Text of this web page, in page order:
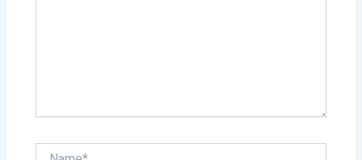
Name*